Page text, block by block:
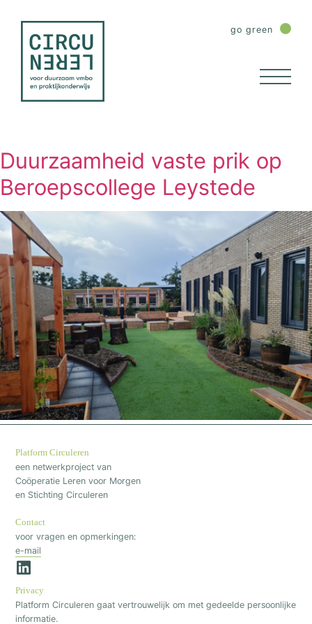
go green
Duurzaamheid vaste prik op
Beroepscollege Leystede
Platform Circuleren
een netwerkproject van
Coöperatie Leren voor Morgen
en Stichting Circuleren
Contact
voor vragen en opmerkingen:
e-mail
Privacy
Platform Circuleren gaat vertrouwelijk om met gedeelde persoonlijke
informatie.